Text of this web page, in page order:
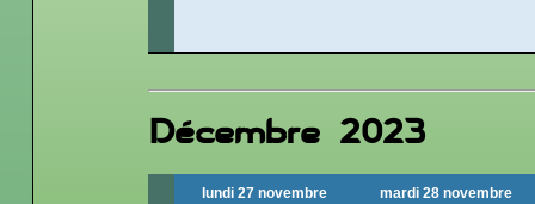
Décembre 2023
lundi 27 novembre mardi 28 novembre